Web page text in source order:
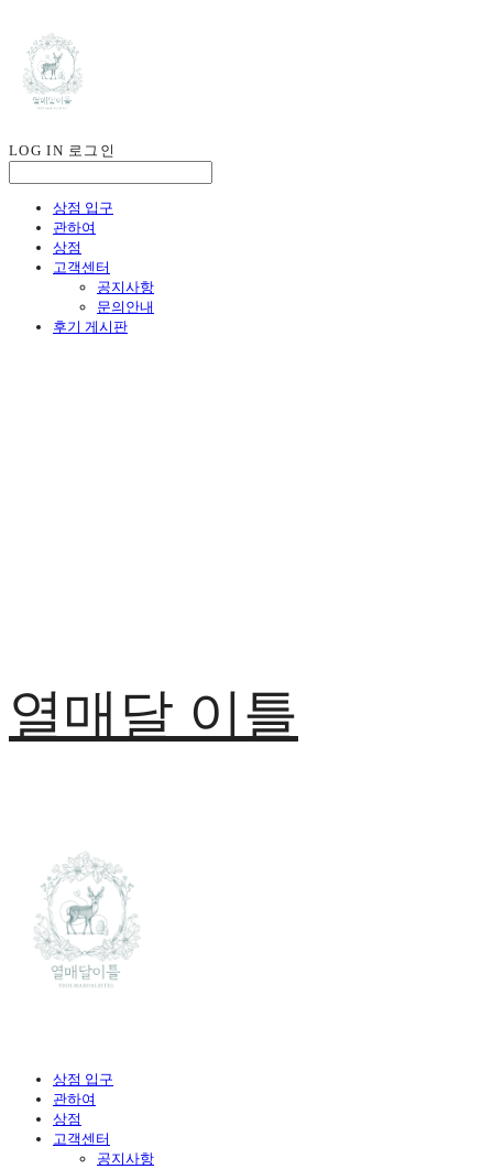
LOG IN 로그인
상점 입구
관하여
상점
고객센터
공지사항
문의안내
후기 게시판
열매달 이틀
상점 입구
관하여
상점
고객센터
공지사항